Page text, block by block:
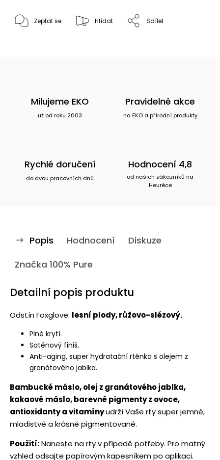
Zeptat se Hlídat Sdílet
Milujeme EKO
už od roku 2003
Pravidelné akce
na EKO a přírodní produkty
Rychlé doručení
do dvou pracovních dnů
Hodnocení 4,8
od našich zákazníků na
Heuréce
Popis Hodnocení
Diskuze
Značka 100% Pure
Detailní popis produktu
Odstín Foxglove: lesní plody, růžovo-slézový.
Plné krytí.
Saténový finiš.
Anti-aging, super hydratační rtěnka s olejem z
granátového jablka.
Bambucké máslo, olej z granátového jablka,
kakaové máslo, barevné pigmenty z ovoce,
antioxidanty a vitamínyudrží Vaše rty super jemné,
mladistvé a krásně pigmentované.
Použití:Naneste na rty v případě potřeby. Pro matný
vzhled odsajte papírovým kapesníkem po aplikaci.